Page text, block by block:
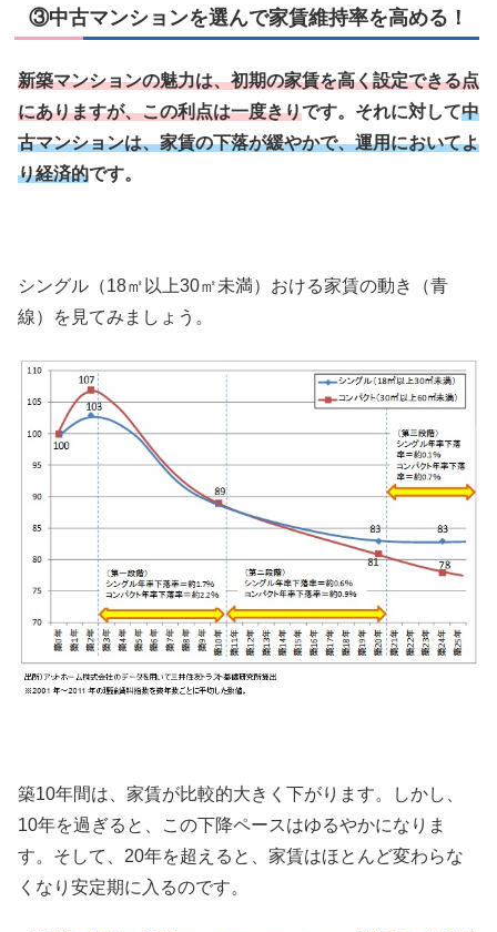
③中古マンションを選んで家賃維持率を高める！
新築マンションの魅力は、初期の家賃を高く設定できる点
にありますが、この利点は一度きりです。それに対して中
古マンションは、家賃の下落が緩やかで、運用においてよ
り経済的です。
シングル（18㎡以上30㎡未満）おける家賃の動き（青
線）を見てみましょう。
築10年間は、家賃が比較的大きく下がります。しかし、
10年を過ぎると、この下降ペースはゆるやかになりま
す。そして、20年を超えると、家賃はほとんど変わらな
くなり安定期に入るのです。